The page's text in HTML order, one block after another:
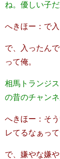
ね。優しい子だ
へきほー：で
で、入ったん
って俺。
相馬トランジ
の昔のチャン
へきほー：そ
レてるなぁっ
で、嫌やな嫌